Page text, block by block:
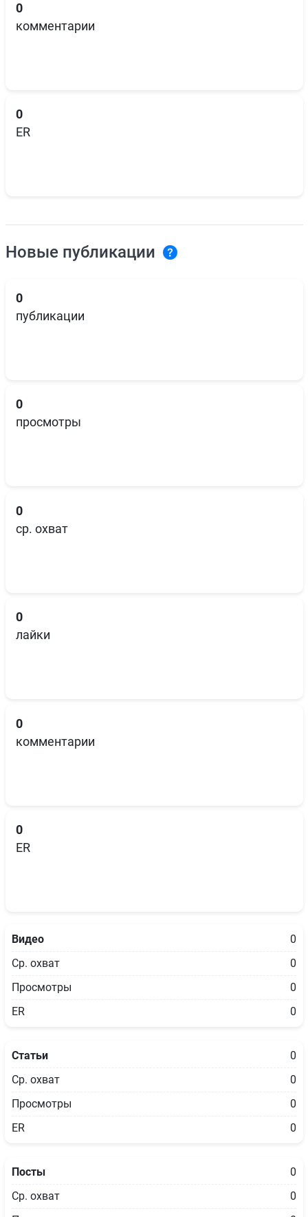
0
комментарии
0
ER
Новые публикации
0
публикации
0
просмотры
0
ср. охват
0
лайки
0
комментарии
0
ER
Видео
0
Ср. охват
0
Просмотры
0
ER
0
Статьи
0
Ср. охват
0
Просмотры
0
ER
0
Посты
0
Ср. охват
0